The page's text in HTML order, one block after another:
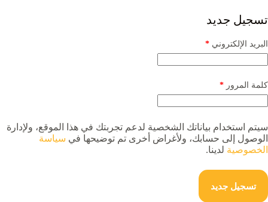
تسجيل جديد
البريد الإلكتروني *مطلوبة
كلمة المرور *مطلوبة
سيتم استخدام بياناتك الشخصية لدعم تجربتك في هذا الموقع، ولإدارة
الوصول إلى حسابك، ولأغراض أخرى تم توضيحها في سياسة
الخصوصية لدينا.
تسجيل جديد